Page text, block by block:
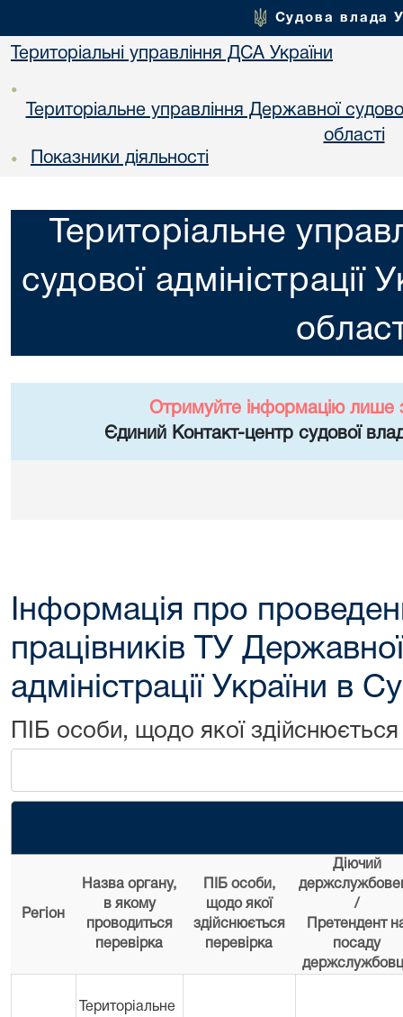
Судова влада
Територіальні управління ДСА України
•
Територіальне управління Державної
областi
• Показники діяльності
Територіальне
судової адміністрації
Отримуйте інформацію лише
Єдиний Контакт-центр судової
Інформація про
працівників ТУ
адміністрації України в
ПІБ особи, щодо якої здійснюється
Регіон
Назва органу,
в якому
проводиться
перевірка
ПІБ особи,
щодо якої
здійснюється
перевірка
Діючий
/
Претендент
посаду
Територіальне